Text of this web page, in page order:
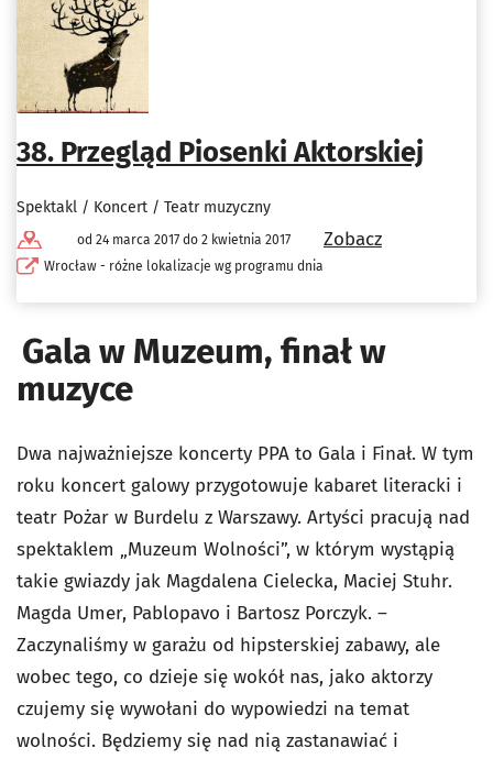
38. Przegląd Piosenki Aktorskiej
Spektakl / Koncert / Teatr muzyczny
od 24 marca 2017 do 2 kwietnia 2017
Wrocław - różne lokalizacje wg programu dnia
Zobacz
Gala w Muzeum, finał w
muzyce
Dwa najważniejsze koncerty PPA to Gala i Finał. W tym
roku koncert galowy przygotowuje kabaret literacki i
teatr Pożar w Burdelu z Warszawy. Artyści pracują nad
spektaklem „Muzeum Wolności”, w którym wystąpią
takie gwiazdy jak Magdalena Cielecka, Maciej Stuhr.
Magda Umer, Pablopavo i Bartosz Porczyk. –
Zaczynaliśmy w garażu od hipsterskiej zabawy, ale
wobec tego, co dzieje się wokół nas, jako aktorzy
czujemy się wywołani do wypowiedzi na temat
wolności. Będziemy się nad nią zastanawiać i